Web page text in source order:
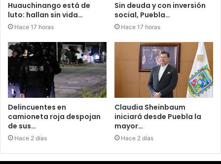
Huauchinango está de
luto: hallan sin vida…
Hace 17 horas
Sin deuda y con inversión
social, Puebla…
Hace 17 horas
Delincuentes en
camioneta roja despojan
de sus…
Hace 2 días
Claudia Sheinbaum
iniciará desde Puebla la
mayor…
Hace 2 días